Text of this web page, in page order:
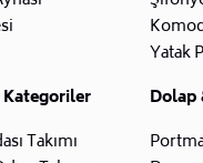
Yatak
Takımı
Dolap